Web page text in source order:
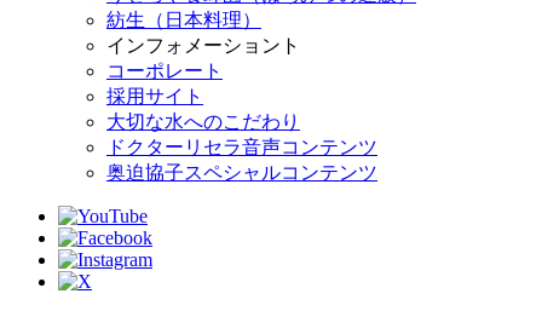
紡生（日本料理）
インフォメーショント
コーポレート
採用サイト
大切な水へのこだわり
ドクターリセラ音声コンテンツ
奥迫協子スペシャルコンテンツ